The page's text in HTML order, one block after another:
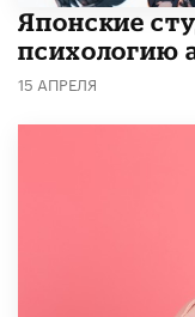
Японские
психологию
15 АПРЕЛЯ